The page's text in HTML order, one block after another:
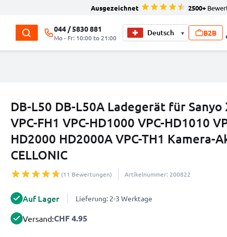
Ausgezeichnet 2500+
044 / 5830 881
Mo - Fr: 10:00 to 21:00
▾ B2B
DB-L50 DB-L50A Ladegerät für Sanyo
VPC-FH1 VPC-HD1000 VPC-HD1010
HD2000 HD2000A VPC-TH1 Kamera-
CELLONIC
(11 Bewertungen) Artikelnummer: 200822
Auf Lager Lieferung: 2-3 Werktage
Versand:CHF 4.95